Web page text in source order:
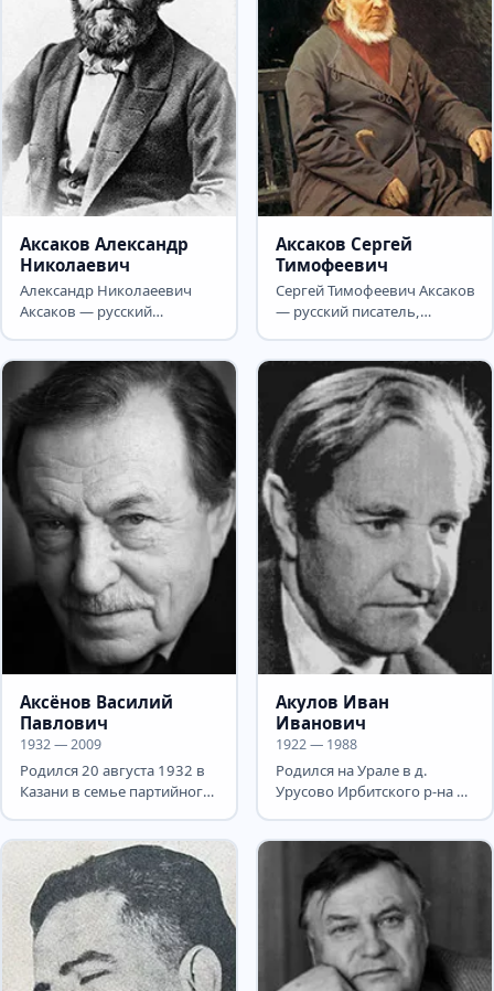
Аксаков Александр
Николаевич
Александр Николаеевич
Аксаков — русский
Аксаковых,...
Аксаков Сергей
Тимофеевич
Сергей Тимофеевич Аксаков
— русский писатель,
Аксёнов Василий
Павлович
1932 — 2009
Родился 20 августа 1932 в
Казани в семье партийного
Акулов Иван
Иванович
1922 — 1988
Родился на Урале в д.
Урусово Ирбитского р-на в